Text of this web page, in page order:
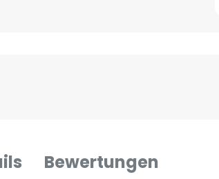
Bewertungen